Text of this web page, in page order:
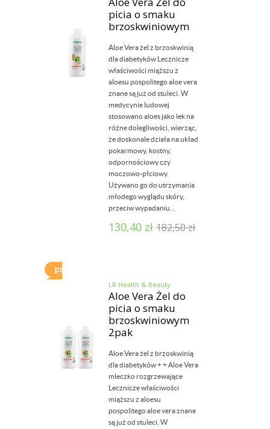
picia o smaku
brzoskwiniowym
Aloe Vera żel z brzoskwinią
dla diabetyków Lecznicze
właściwości miąższu z
aloesu pospolitego aloe vera
znane są już od stuleci. W
medycynie ludowej
stosowano aloes jako lek na
różne dolegliwości, wierząc,
że doskonale działa na układ
pokarmowy, kostny,
odpornościowy czy
moczowo-płciowy.
Używano go do utrzymania
młodego wyglądu skóry,
przeciw wypadaniu...
130,40 zł 182,50zł
LR Health & Beauty
Aloe Vera Żel do
picia o smaku
brzoskwiniowym
2pak
Aloe Vera żel z brzoskwinią
dla diabetyków + + Aloe Vera
mleczko rozgrzewające
Lecznicze właściwości
miąższu z aloesu
pospolitego aloe vera znane
są już od stuleci. W